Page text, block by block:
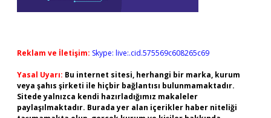
Reklam ve İletişim: Skype: live:.cid.575569c608265c69
Yasal Uyarı: Bu internet sitesi, herhangi bir marka, kurum
veya şahıs şirketi ile hiçbir bağlantısı bulunmamaktadır.
Sitede yalnızca kendi hazırladığımız makaleler
paylaşılmaktadır. Burada yer alan içerikler haber niteliği